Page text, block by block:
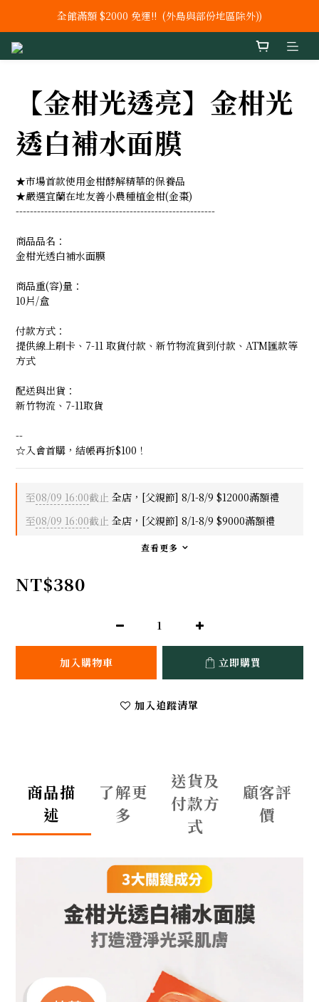
新上市【鐵 +C+ 葉酸】 膠囊
全館滿額 $2000 免運!!  (外島與部份地區除外))
【金柑光透亮】金柑光
透白補水面膜
★市場首款使用金柑酵解精華的保養品
★嚴選宜蘭在地友善小農種植金柑(金棗)
--------------------------------------------------------
商品品名：
金柑光透白補水面膜
商品重(容)量：
10片/盒
付款方式：
提供線上刷卡、7-11 取貨付款、新竹物流貨到付款、ATM匯款等
方式
配送與出貨：
新竹物流、7-11取貨
--
☆入會首購，結帳再折$100！
至08/09 16:00截止 全店，[父親節] 8/1-8/9 $12000滿額禮
至08/09 16:00截止 全店，[父親節] 8/1-8/9 $9000滿額禮
查看更多
NT$380
加入購物車 立即購買
加入追蹤清單
商品描
述
了解更
多
送貨及
付款方
式
顧客評
價